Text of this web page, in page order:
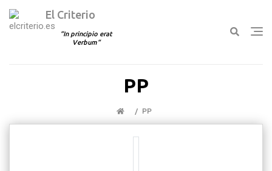
El Criterio
In principio erat
Verbum
PP
PP